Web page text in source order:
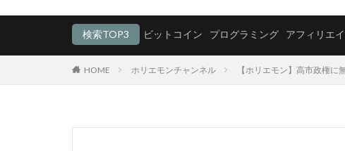
検索TOP3 ビットコイン プログラミング アフィリエ
HOME ホリエモンチャンネル 【ホリエモン】高市政権